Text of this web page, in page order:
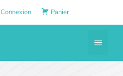
Connexion Panier
Menu